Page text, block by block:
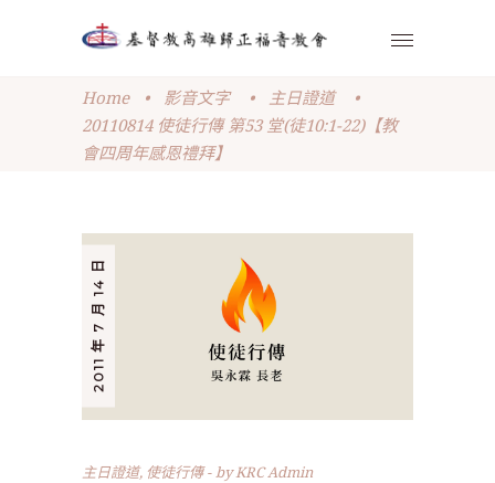
Home • 影音文字 • 主日證道
•
20110814 使徒行傳 第53 堂(徒10:1-22)【教
會四周年感恩禮拜】
2011 年 7 月 14 日
主日證道, 使徒行傳 byKRC Admin